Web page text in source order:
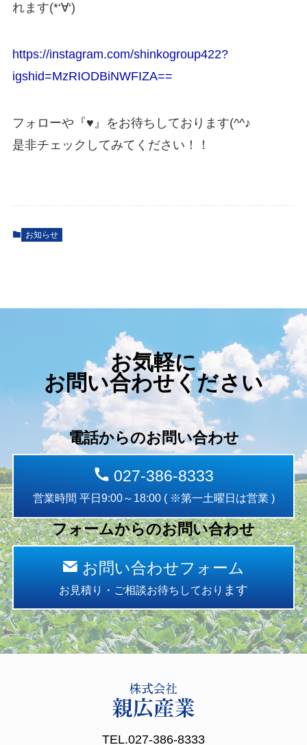
れます(*‘∀‘)
https://instagram.com/shinkogroup422?
igshid=MzRIODBiNWFIZA==
フォローや『♥』をお待ちしております(^^♪
是非チェックしてみてください！！
お知らせ
お気軽に
お問い合わせください
電話からのお問い合わせ
027-386-8333
営業時間 平日9:00～18:00 ( ※第一土曜日は営業 )
フォームからのお問い合わせ
お問い合わせフォーム
お見積り・ご相談お待ちしており ます
TEL.027-386-8333